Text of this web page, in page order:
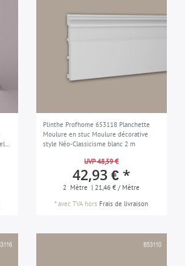
Plinthe Profhome 653118 Planchette
Moulure en stuc Moulure décorative
style Néo-Classicisme blanc 2 m
UVP 48,59 €
42,93 € *
2 Mètre | 21,46 € / Mètre
*avec TVA hors Frais de livraison